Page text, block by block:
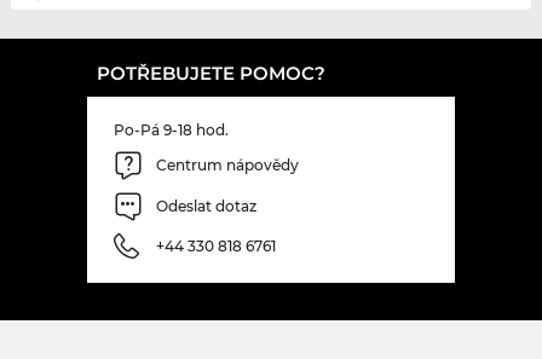
POTŘEBUJETE POMOC?
Po-Pá 9-18 hod.
Centrum nápovědy
Odeslat dotaz
+44 330 818 6761